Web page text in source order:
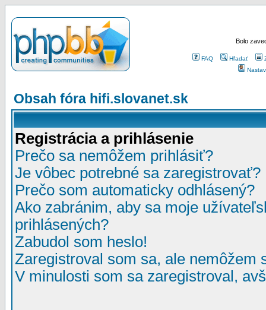
Bolo
FAQ Hľadať
Obsah fóra hifi.slovanet.sk
Registrácia a prihlásenie
Prečo sa nemôžem prihlásiť?
Je vôbec potrebné sa zaregistrovať?
Prečo som automaticky odhlásený?
Ako zabránim, aby sa moje
prihlásených?
Zabudol som heslo!
Zaregistroval som sa, ale nemôžem
V minulosti som sa zaregistroval,